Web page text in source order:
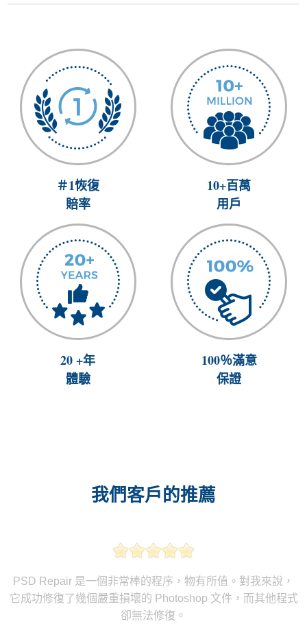
＃1恢復
賠率
10+百萬
用戶
20 +年
體驗
100％滿意
保證
我們客戶的推薦
PSD Repair 是一個非常棒的程序，物有所值。對我來說，
它成功修復了幾個嚴重損壞的 Photoshop 文件，而其他程式
卻無法修復。